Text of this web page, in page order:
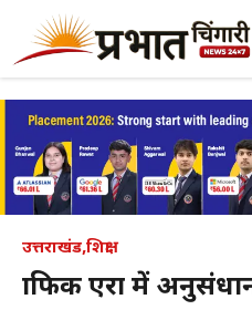
content
उत्तराखंड,शिक्षा
ग्राफिक एरा में